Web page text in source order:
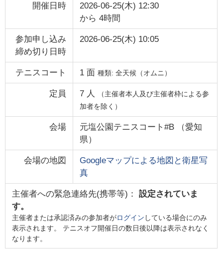
開催日時
2026-06-25(木) 12:30
から 4時間
参加申し込み
締め切り日時
2026-06-25(木) 10:05
テニスコート 1面 種類: 全天候（オムニ）
定員 7 人
（主催者本人及び主催者枠による参
加者を除く）
会場 元塩公園テニスコート#B（愛知
県）
会場の地図
Googleマップによる地図と衛星写
真
主催者への緊急連絡先(携帯等)： 設定されていま
す。
主催者または承認済みの参加者がログイン している場合にのみ
表示されます。 テニスオフ開催日の数日後以降は表示されなく
なります。